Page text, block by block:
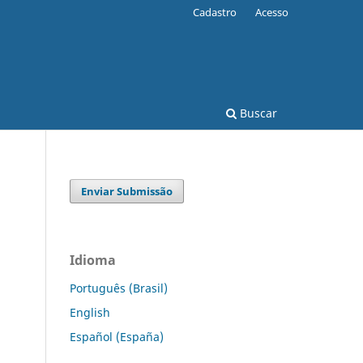
Buscar
Cadastro Acesso
Enviar Submissão
Idioma
Português (Brasil)
English
Español (España)